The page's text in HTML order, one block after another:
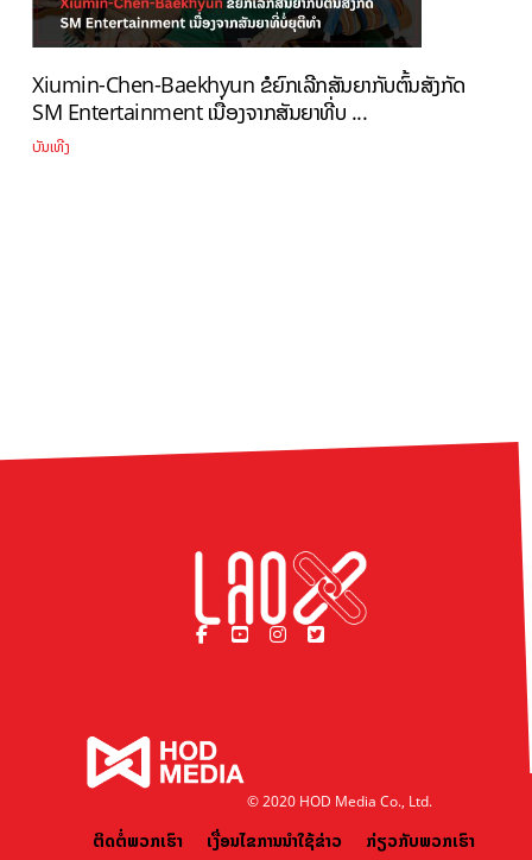
Xiumin-Chen-Baekhyun ຂໍຍົກເລີກສັນຍາກັບຕົ້ນສັງກັດ
SM Entertainment ເນື່ອງຈາກສັນຍາທີ່ບ ...
ບັນເທີງ
© 2020 HOD Media Co., Ltd.
ຕິດຕໍ່ພວກເຮົາ ເງື່ອນໄຂການນຳໃຊ້ຂ່າວ ກ່ຽວກັບພວກເຮົາ